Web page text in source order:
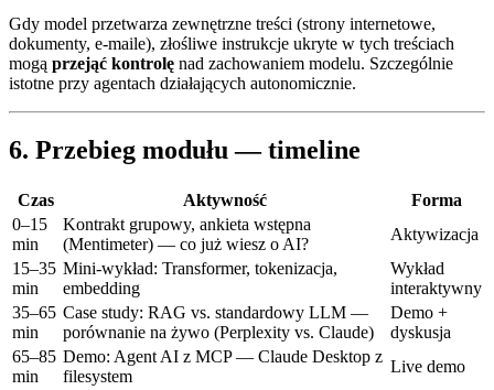
Gdy model przetwarza zewnętrzne treści (strony internetowe,
dokumenty, e-maile), złośliwe instrukcje ukryte w tych treściach
mogą przejąć kontrolę nad zachowaniem modelu. Szczególnie
istotne przy agentach działających autonomicznie.
6. Przebieg modułu — timeline
Czas Aktywność
Forma
0–15
min
Kontrakt grupowy, ankieta wstępna
(Mentimeter) — co już wiesz o AI?
Aktywizacja
15–35
min
Mini-wykład: Transformer, tokenizacja,
embedding
Wykład
interaktywny
35–65
min
Case study: RAG vs. standardowy LLM —
porównanie na żywo (Perplexity vs. Claude)
Demo +
dyskusja
65–85
min
Demo: Agent AI z MCP — Claude Desktop z
filesystem
Live demo